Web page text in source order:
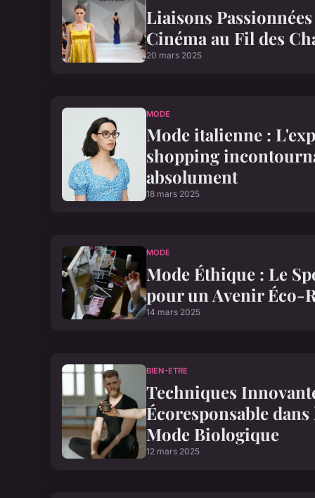
Liaisons
Cinéma au Fil des
20 mars 2025
MODE
Mode italienne :
shopping
absolument
18 mars 2025
MODE
Mode Éthique : Le
pour un Avenir Éco-
14 mars 2025
BIEN-ETRE
Techniques
Écoresponsable
Mode Biologique
12 mars 2025